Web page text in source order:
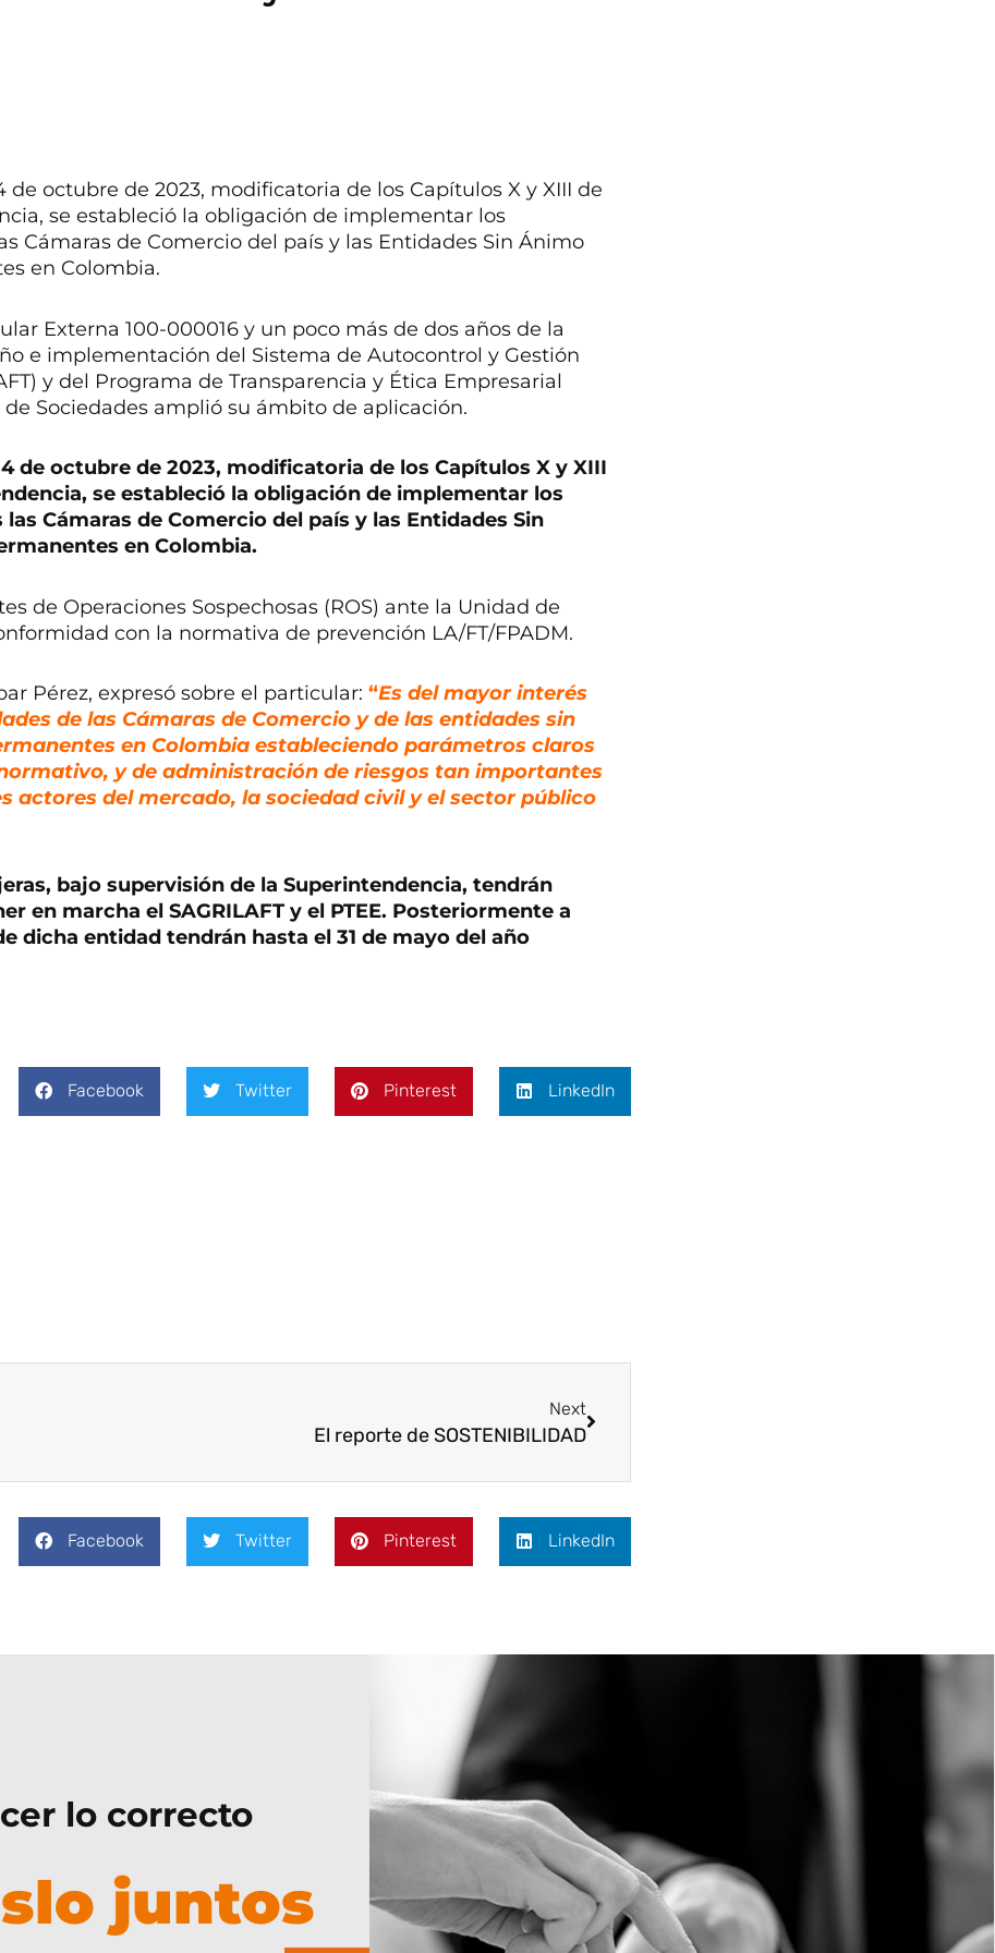
octubre de 2023, modificatoria de los Capítulos X y XIII de
se estableció la obligación de implementar los
Cámaras de Comercio del país y las Entidades Sin Ánimo
en Colombia.
Externa 100-000016 y un poco más de dos años de la
e implementación del Sistema de Autocontrol y Gestión
y del Programa de Transparencia y Ética Empresarial
Sociedades amplió su ámbito de aplicación.
de octubre de 2023, modificatoria de los Capítulos X y XIII
se estableció la obligación de implementar los
Cámaras de Comercio del país y las Entidades Sin
en Colombia.
de Operaciones Sospechosas (ROS) ante la Unidad de
con la normativa de prevención LA/FT/FPADM.
Pérez, expresó sobre el particular: “Es del mayor interés
de las Cámaras de Comercio y de las entidades sin
en Colombia estableciendo parámetros claros
y de administración de riesgos tan importantes
actores del mercado, la sociedad civil y el sector público
bajo supervisión de la Superintendencia, tendrán
en marcha el SAGRILAFT y el PTEE. Posteriormente a
dicha entidad tendrán hasta el 31 de mayo del año
Facebook Twitter Pinterest LinkedIn
Next
El reporte de SOSTENIBILIDAD
Facebook Twitter Pinterest LinkedIn
lo correcto
juntos